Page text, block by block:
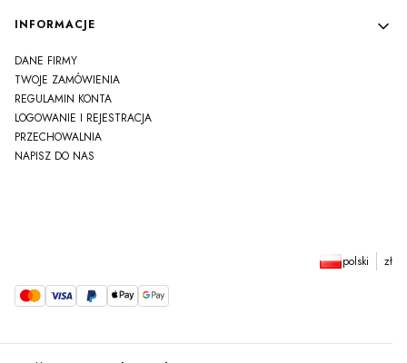
INFORMACJE
DANE FIRMY
TWOJE ZAMÓWIENIA
REGULAMIN KONTA
LOGOWANIE I REJESTRACJA
PRZECHOWALNIA
NAPISZ DO NAS
polski zł